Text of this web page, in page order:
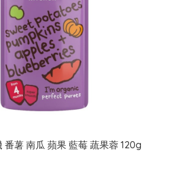
番薯 南瓜 蘋果 藍莓 蔬果蓉 120g